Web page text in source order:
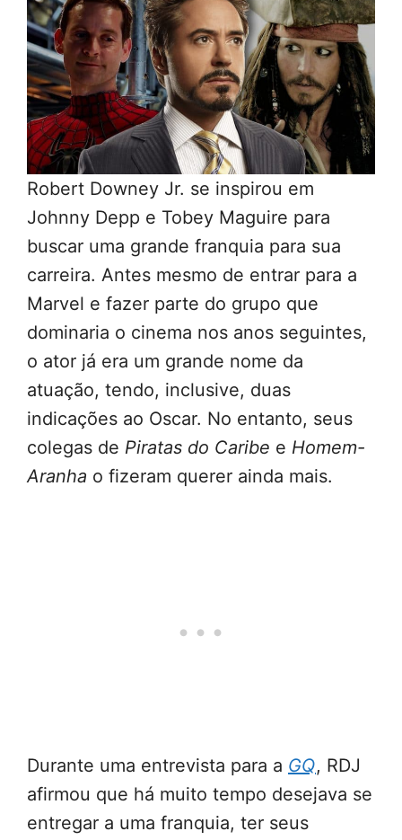
Robert Downey Jr. se inspirou em
Johnny Depp e Tobey Maguire para
buscar uma grande franquia para sua
carreira. Antes mesmo de entrar para a
Marvel e fazer parte do grupo que
dominaria o cinema nos anos seguintes,
o ator já era um grande nome da
atuação, tendo, inclusive, duas
indicações ao Oscar. No entanto, seus
colegas de Piratas do Caribe e Homem-
Aranha o fizeram querer ainda mais.
Durante uma entrevista para a GQ, RDJ
afirmou que há muito tempo desejava se
entregar a uma franquia, ter seus